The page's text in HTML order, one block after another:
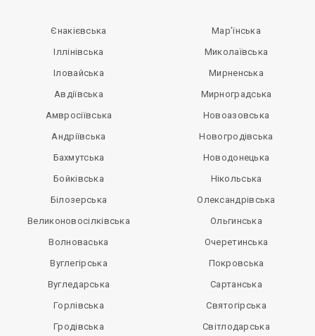
Єнакієвська
Іллінівська
Іловайська
Авдіївська
Амвросіївська
Андріївська
Бахмутська
Бойківська
Білозерська
Великоновосілківська
Волноваська
Вуглегірська
Вугледарська
Горлівська
Гродівська
Мар’їнська
Миколаївська
Мирненська
Мирноградська
Новоазовська
Новогродівська
Новодонецька
Нікольська
Олександрівська
Ольгинська
Очеретинська
Покровська
Сартанська
Святогірська
Світлодарська